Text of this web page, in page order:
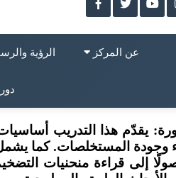
عن المركز الرؤية
: يقدّم هذا التدريب
وجودة المستخلصات. كما يشمل
إلى قراءة منحنيات